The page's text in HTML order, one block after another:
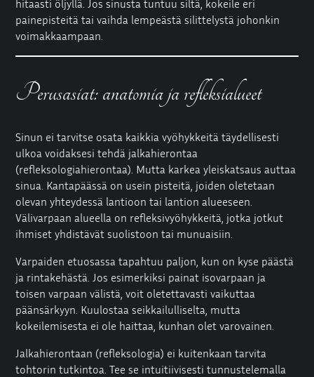
hitaasti öljyllä. Jos sinusta tuntuu siltä, kokeile eri
painepisteitä tai vaihda lempeästä silittelystä johonkin
voimakkaampaan.
Perusasiat: anatomia ja refleksialueet
Sinun ei tarvitse osata kaikkia vyöhykkeitä täydellisesti
ulkoa voidaksesi tehdä jalkahierontaa
(refleksologiahierontaa). Mutta karkea yleiskatsaus auttaa
sinua. Kantapäässä on usein pisteitä, joiden oletetaan
olevan yhteydessä lantioon tai lantion alueeseen.
Välivarpaan alueella on refleksivyöhykkeitä, jotka jotkut
ihmiset yhdistävät suolistoon tai munuaisiin.
Varpaiden etuosassa tapahtuu paljon, kun on kyse päästä
ja rintakehästä. Jos esimerkiksi painat isovarpaan ja
toisen varpaan välistä, voit oletettavasti vaikuttaa
päänsärkyyn. Kuulostaa seikkailulliselta, mutta
kokeilemisesta ei ole haittaa, kunhan olet varovainen.
Jalkahierontaan (refleksologia) ei kuitenkaan tarvita
tohtorin tutkintoa. Tee se intuitiivisesti tunnustelemalla